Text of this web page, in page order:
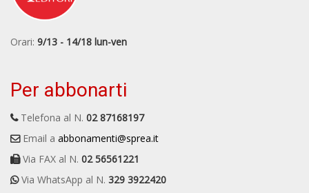
Orari: 9/13 - 14/18 lun-ven
Per abbonarti
Telefona al N. 02 87168197
Email a abbonamenti@sprea.it
Via FAX al N. 02 56561221
Via WhatsApp al N. 329 3922420